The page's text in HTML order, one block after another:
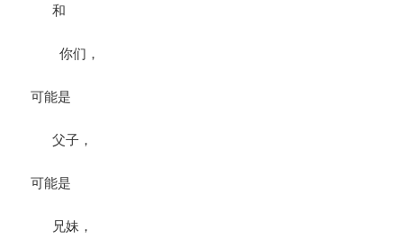
和
你们，
可能是
父子，
可能是
兄妹，